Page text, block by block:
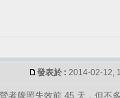
發表於 : 2014-02-12,
者牌照失效前 45 天，但不